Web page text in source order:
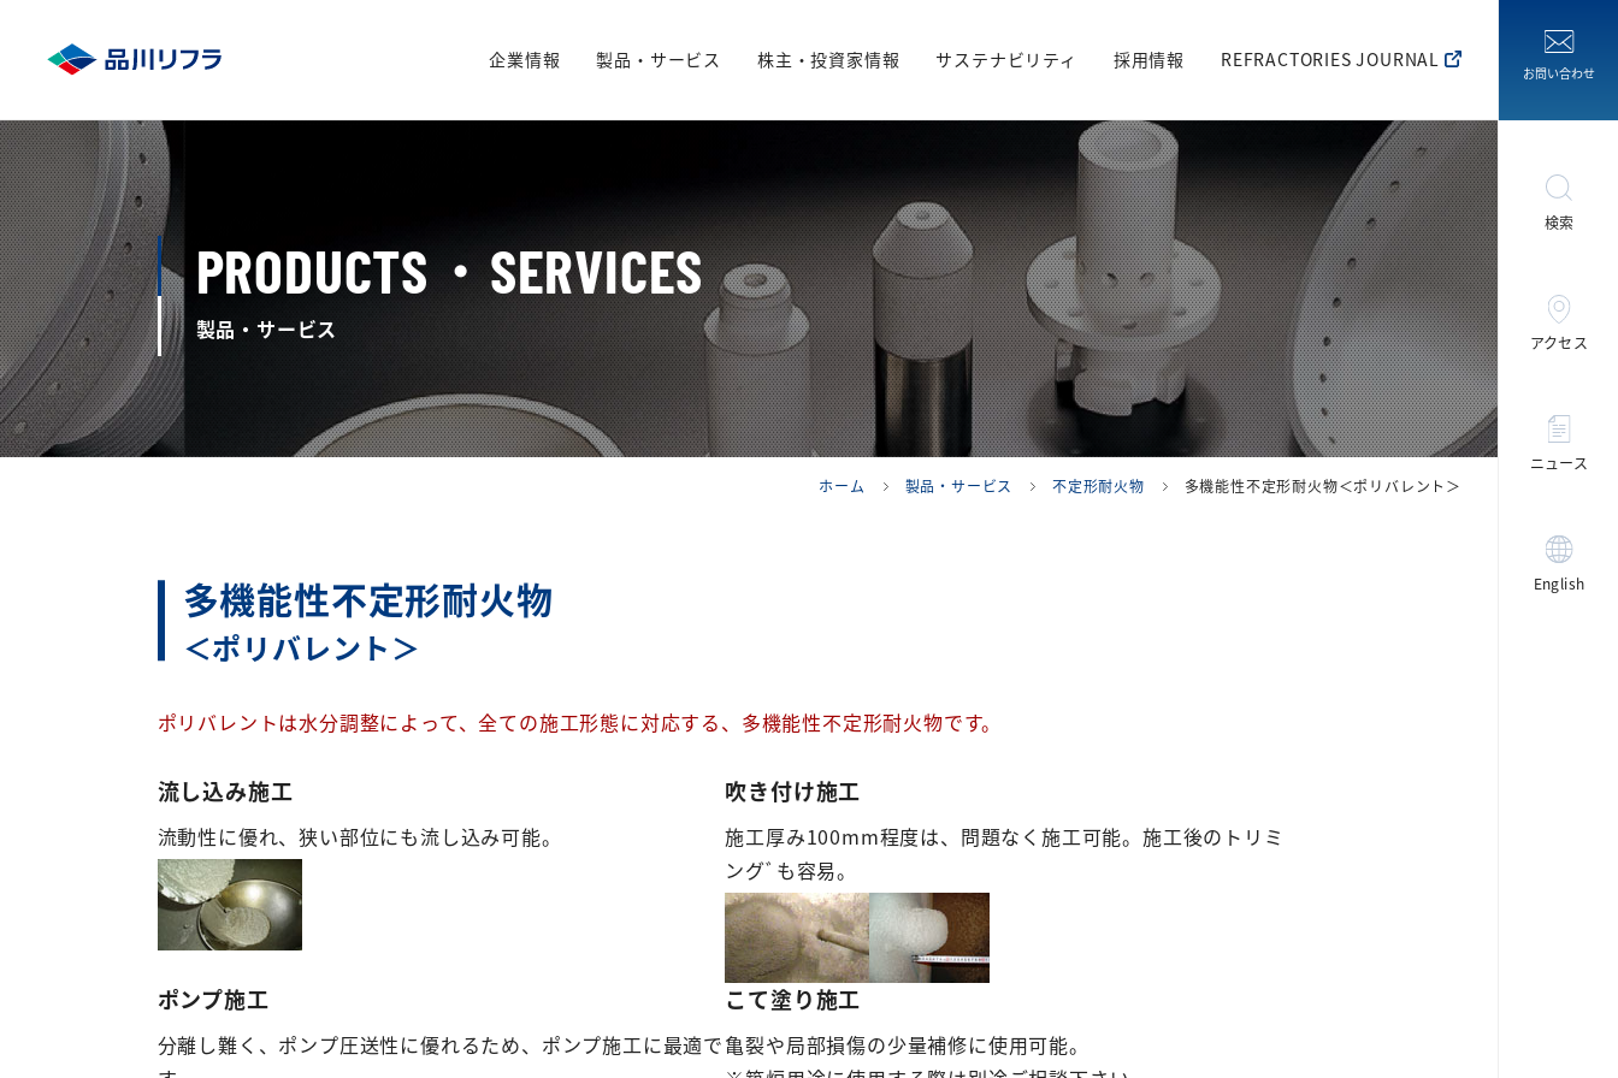
企業情報 製品・サービス 株主・投資家情報 サステナビリティ 採用情報 REFRACTORIES JOURNAL
お問い合わせ
検索
アクセス
ニュース
English
PRODUCTS・SERVICES
製品・サービス
ホーム 製品・サービス 不定形耐火物 多機能性不定形耐火物＜ポリバレント＞
多機能性不定形耐火物
＜ポリバレント＞
ポリバレントは水分調整によって、全ての施工形態に対応する、多機能性不定形耐火物です。
流し込み施工
流動性に優れ、狭い部位にも流し込み可能。
吹き付け施工
施工厚み100mm程度は、問題なく施工可能。施工後のトリミ
ングﾞも容易。
ポンプ施工
分離し難く、ポンプ圧送性に優れるため、ポンプ施工に最適で
こて塗り施工
亀裂や局部損傷の少量補修に使用可能。